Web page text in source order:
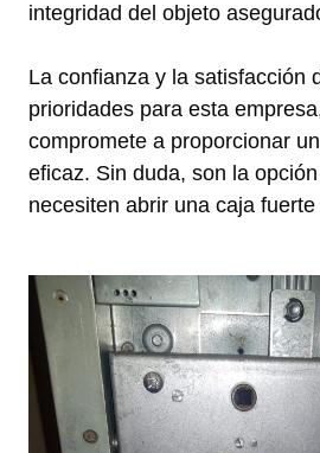
integridad del objeto
La confianza y la satisfacción
prioridades para esta
compromete a proporcionar
eficaz. Sin duda, son la
necesiten abrir una caja